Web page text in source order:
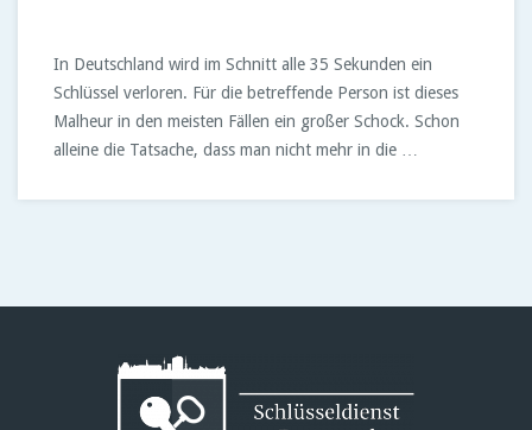
In Deutschland wird im Schnitt alle 35 Sekunden ein
Schlüssel verloren. Für die betreffende Person ist dieses
Malheur in den meisten Fällen ein großer Schock. Schon
alleine die Tatsache, dass man nicht mehr in die …